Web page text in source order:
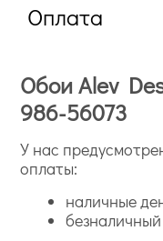
Оплата
Обои Alev
986-56073
У нас
оплаты:
наличные